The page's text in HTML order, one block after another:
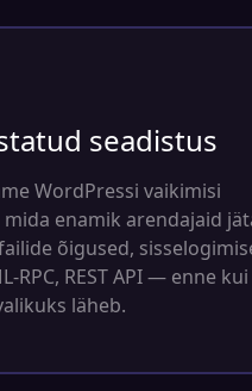
seadistus
WordPressi vaikimisi
mida enamik arendajaid
õigused,
RPC, REST API — enne
läheb.